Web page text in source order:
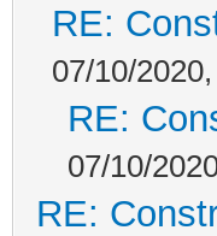
RE:
07/10/
RE:
07/10/
RE: